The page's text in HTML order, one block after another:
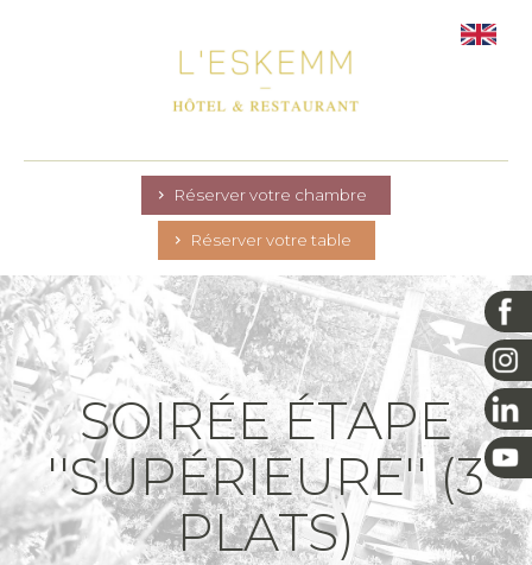
Réserver votre chambre
Réserver votre table
SOIRÉE ÉTAPE
''SUPÉRIEURE'' (3
PLATS)